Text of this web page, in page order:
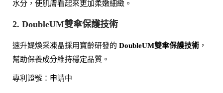
水分，使肌膚看起來更加柔嫩細緻。
2. DoubleUM雙傘保護技術
速升媞煥采凍晶採用寶齡研發的 DoubleUM雙傘保護技術 ，
幫助保養成分維持穩定品質。
專利證號：申請中